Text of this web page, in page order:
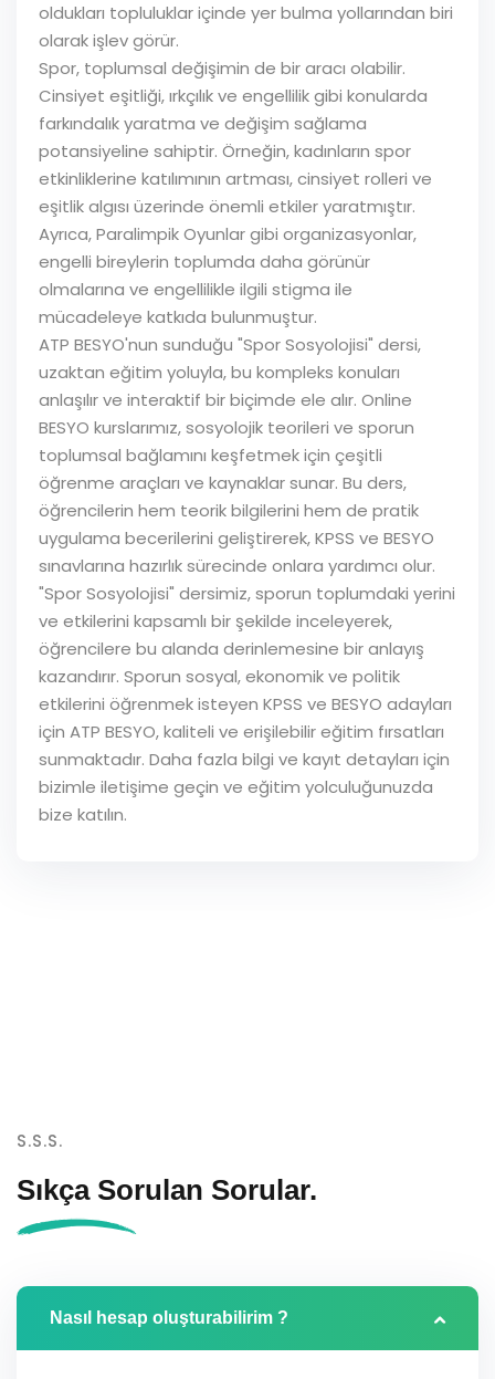
oldukları topluluklar içinde yer bulma yollarından biri
olarak işlev görür.
Spor, toplumsal değişimin de bir aracı olabilir.
Cinsiyet eşitliği, ırkçılık ve engellilik gibi konularda
farkındalık yaratma ve değişim sağlama
potansiyeline sahiptir. Örneğin, kadınların spor
etkinliklerine katılımının artması, cinsiyet rolleri ve
eşitlik algısı üzerinde önemli etkiler yaratmıştır.
Ayrıca, Paralimpik Oyunlar gibi organizasyonlar,
engelli bireylerin toplumda daha görünür
olmalarına ve engellilikle ilgili stigma ile
mücadeleye katkıda bulunmuştur.
ATP BESYO'nun sunduğu "Spor Sosyolojisi" dersi,
uzaktan eğitim yoluyla, bu kompleks konuları
anlaşılır ve interaktif bir biçimde ele alır. Online
BESYO kurslarımız, sosyolojik teorileri ve sporun
toplumsal bağlamını keşfetmek için çeşitli
öğrenme araçları ve kaynaklar sunar. Bu ders,
öğrencilerin hem teorik bilgilerini hem de pratik
uygulama becerilerini geliştirerek, KPSS ve BESYO
sınavlarına hazırlık sürecinde onlara yardımcı olur.
"Spor Sosyolojisi" dersimiz, sporun toplumdaki yerini
ve etkilerini kapsamlı bir şekilde inceleyerek,
öğrencilere bu alanda derinlemesine bir anlayış
kazandırır. Sporun sosyal, ekonomik ve politik
etkilerini öğrenmek isteyen KPSS ve BESYO adayları
için ATP BESYO, kaliteli ve erişilebilir eğitim fırsatları
sunmaktadır. Daha fazla bilgi ve kayıt detayları için
bizimle iletişime geçin ve eğitim yolculuğunuzda
bize katılın.
S.S.S.
Sıkça Sorulan Sorular.
Nasıl hesap oluşturabilirim ?